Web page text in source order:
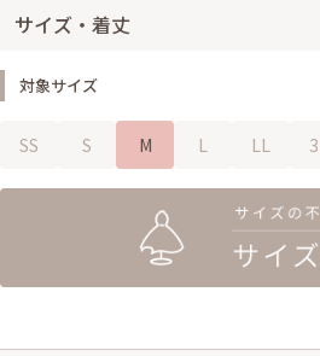
サイズ・着丈
対象サイズ
SS S M L LL